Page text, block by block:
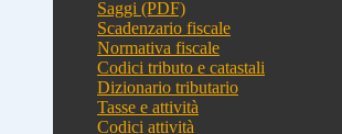
Saggi (PDF)
Scadenzario fiscale
Normativa fiscale
Codici tributo e catastali
Dizionario tributario
Tasse e attività
Codici attività